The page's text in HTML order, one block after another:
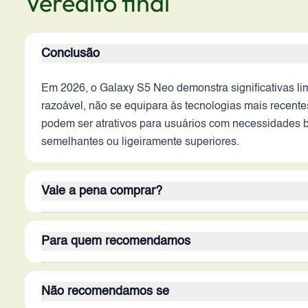
Conclusão
Em 2026, o Galaxy S5 Neo demonstra significativas
razoável, não se equipara às tecnologias mais
podem ser atrativos para usuários com
semelhantes ou ligeiramente superiores.
Vale a pena comprar?
incluem a performance lenta, o espaço de
podem ser atrativos para alguns usuários. A decisão
Para quem recomendamos
de redes sociais. O público-alvo inclui idosos,
Não recomendamos se